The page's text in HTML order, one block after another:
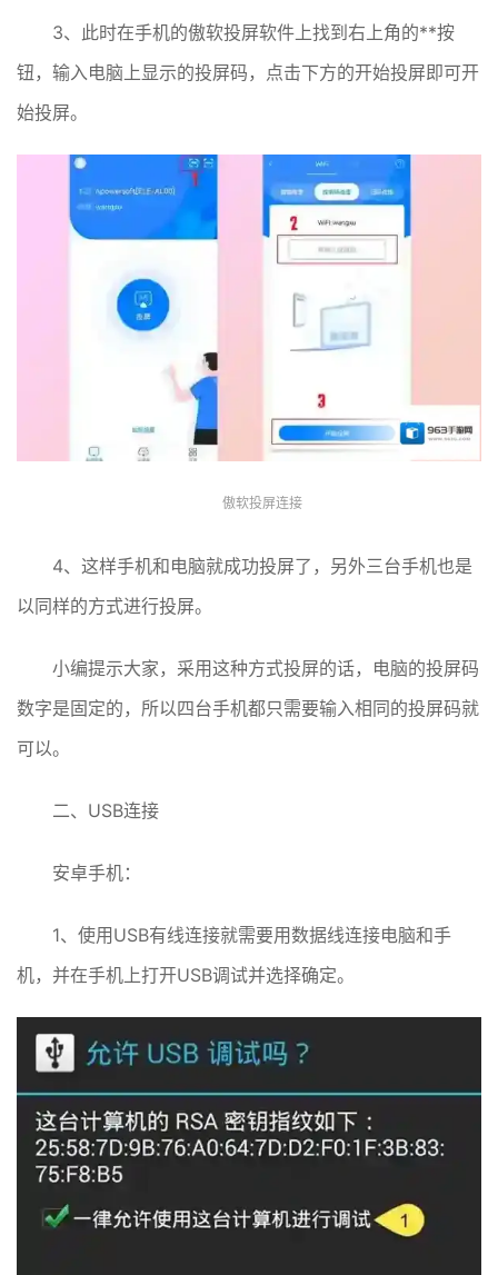
3、此时在手机的傲软投屏软件上找到右上角的**按
钮，输入电脑上显示的投屏码，点击下方的开始投屏即可开
始投屏。
傲软投屏连接
4、这样手机和电脑就成功投屏了，另外三台手机也是
以同样的方式进行投屏。
小编提示大家，采用这种方式投屏的话，电脑的投屏码
数字是固定的，所以四台手机都只需要输入相同的投屏码就
可以。
二、USB连接
安卓手机：
1、使用USB有线连接就需要用数据线连接电脑和手
机，并在手机上打开USB调试并选择确定。